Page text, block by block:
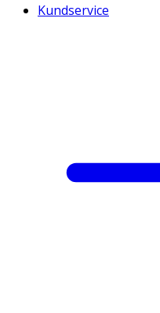
Kundservice